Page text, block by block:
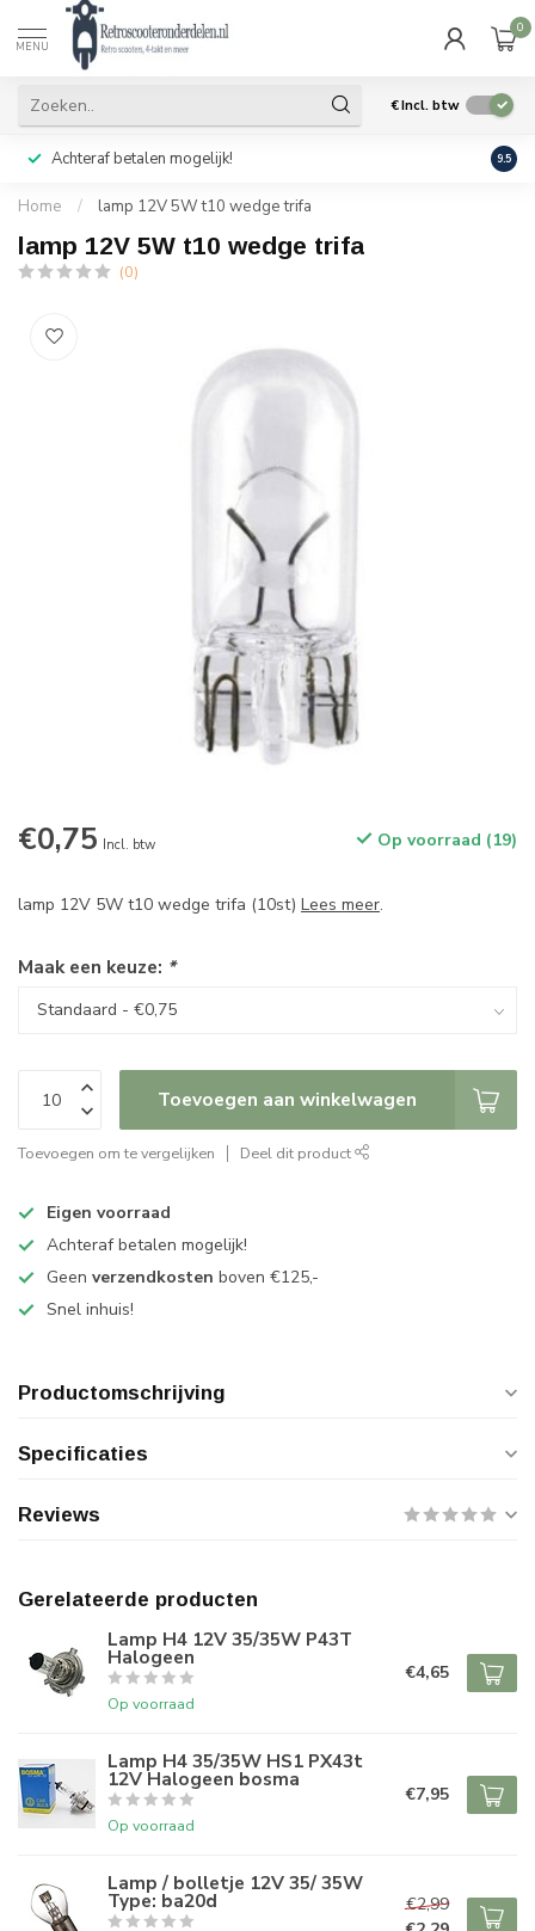
MENU
0
€Incl. btw
Achteraf betalen mogelijk! Geen
9.5
Home / lamp 12V 5W t10 wedge trifa
lamp 12V 5W t10 wedge trifa
(0)
€0,75 Incl. btw Op voorraad (19)
lamp 12V 5W t10 wedge trifa (10st) Lees meer.
Maak een keuze: *
Toevoegen aan winkelwagen
Toevoegen om te vergelijken Deel dit product
Eigen voorraad
Achteraf betalen mogelijk!
Geen verzendkosten boven €125,-
Snel inhuis!
Productomschrijving
Specificaties
Reviews
Gerelateerde producten
Lamp H4 12V 35/35W P43T
Halogeen
Op voorraad
€4,65
Lamp H4 35/35W HS1 PX43t
12V Halogeen bosma
Op voorraad
€7,95
Lamp / bolletje 12V 35/ 35W
Type: ba20d
€2,99